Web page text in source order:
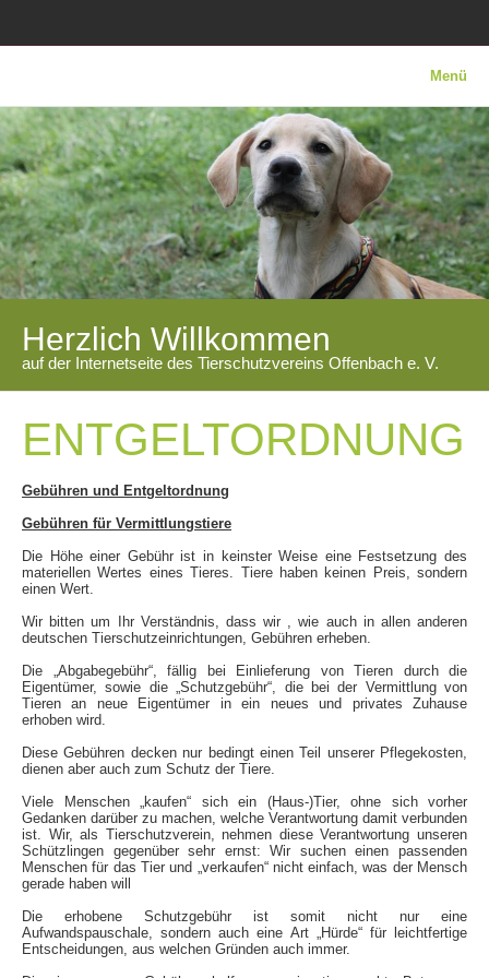
Menü
Herzlich Willkommen
auf der Internetseite des Tierschutzvereins Offenbach e. V.
ENTGELTORDNUNG
Gebühren und Entgeltordnung
Gebühren für Vermittlungstiere
Die Höhe einer Gebühr ist in keinster Weise eine Festsetzung des
materiellen Wertes eines Tieres. Tiere haben keinen Preis, sondern
einen Wert.
Wir bitten um Ihr Verständnis, dass wir , wie auch in allen anderen
deutschen Tierschutzeinrichtungen, Gebühren erheben.
Die „Abgabegebühr“, fällig bei Einlieferung von Tieren durch die
Eigentümer, sowie die „Schutzgebühr“, die bei der Vermittlung von
Tieren an neue Eigentümer in ein neues und privates Zuhause
erhoben wird.
Diese Gebühren decken nur bedingt einen Teil unserer Pflegekosten,
dienen aber auch zum Schutz der Tiere.
Viele Menschen „kaufen“ sich ein (Haus-)Tier, ohne sich vorher
Gedanken darüber zu machen, welche Verantwortung damit verbunden
ist. Wir, als Tierschutzverein, nehmen diese Verantwortung unseren
Schützlingen gegenüber sehr ernst: Wir suchen einen passenden
Menschen für das Tier und „verkaufen“ nicht einfach, was der Mensch
gerade haben will
Die erhobene Schutzgebühr ist somit nicht nur eine
Aufwandspauschale, sondern auch eine Art „Hürde“ für leichtfertige
Entscheidungen, aus welchen Gründen auch immer.